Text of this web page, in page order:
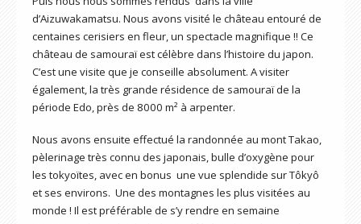
d’Aizuwakamatsu. Nous avons visité le château entouré de
centaines cerisiers en fleur, un spectacle magnifique !! Ce
château de samouraï est célèbre dans l’histoire du japon.
C’est une visite que je conseille absolument. A visiter
également, la très grande résidence de samouraï de la
période Edo, près de 8000 m² à arpenter.
Nous avons ensuite effectué la randonnée au mont Takao,
pèlerinage très connu des japonais, bulle d’oxygène pour
les tokyoïtes, avec en bonus une vue splendide sur Tôkyô
et ses environs. Une des montagnes les plus visitées au
monde ! Il est préférable de s’y rendre en semaine